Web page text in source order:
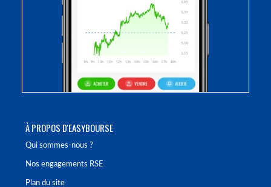
À PROPOS D'EASYBOURSE
Qui sommes-nous ?
Nos engagements RSE
Plan du site